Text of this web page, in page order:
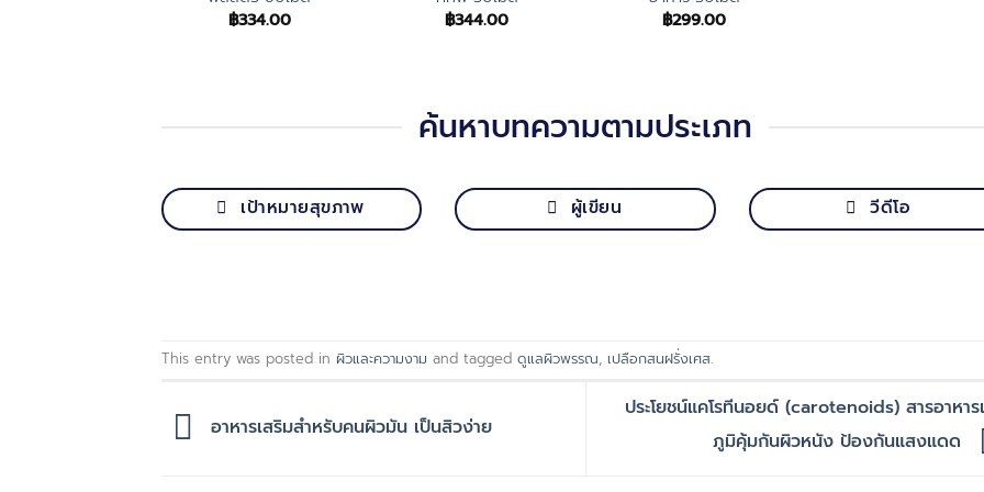
฿334.00
฿344.00
฿299.00
ค้นหาบทความตามประเภท
เป้าหมายสุขภาพ ผู้เขียน วีดีโอ
This entry was posted in ผิวและความงาม and tagged ดูแลผิวพรรณ, เปลือกสนฝรั่งเศส.
อาหารเสริมสำหรับคนผิวมัน เป็นสิวง่าย
ประโยชน์แคโรทีนอยด์ (carotenoids) สารอาหา
ภูมิคุ้มกันผิวหนัง ป้องกันแสงแดด